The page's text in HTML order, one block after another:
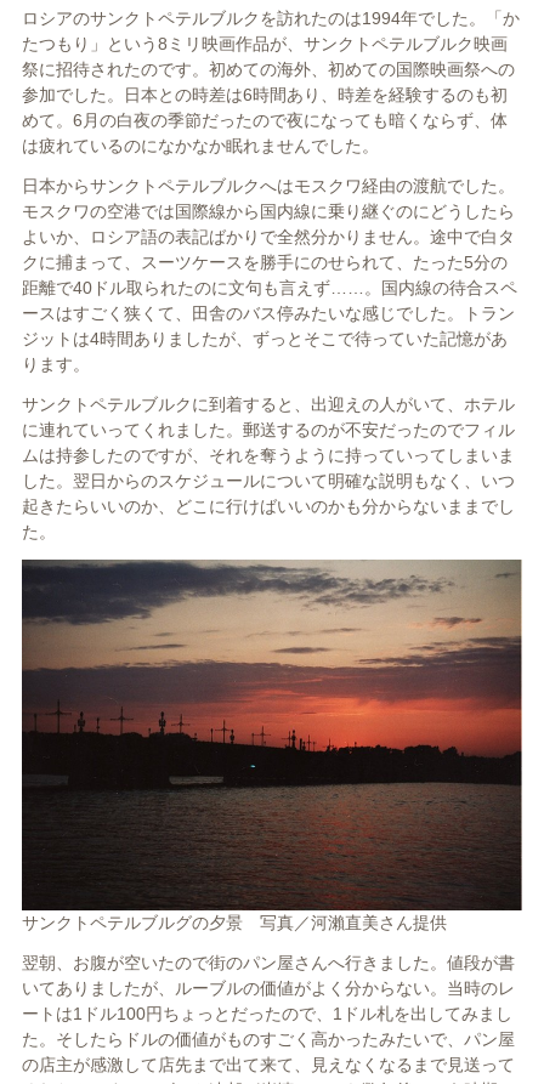
ロシアのサンクトペテルブルクを訪れたのは1994年でした。「か
たつもり」という8ミリ映画作品が、サンクトペテルブルク映画
祭に招待されたのです。初めての海外、初めての国際映画祭への
参加でした。日本との時差は6時間あり、時差を経験するのも初
めて。6月の白夜の季節だったので夜になっても暗くならず、体
は疲れているのになかなか眠れませんでした。
日本からサンクトペテルブルクへはモスクワ経由の渡航でした。
モスクワの空港では国際線から国内線に乗り継ぐのにどうしたら
よいか、ロシア語の表記ばかりで全然分かりません。途中で白タ
クに捕まって、スーツケースを勝手にのせられて、たった5分の
距離で40ドル取られたのに文句も言えず……。国内線の待合スペ
ースはすごく狭くて、田舎のバス停みたいな感じでした。トラン
ジットは4時間ありましたが、ずっとそこで待っていた記憶があ
ります。
サンクトペテルブルクに到着すると、出迎えの人がいて、ホテル
に連れていってくれました。郵送するのが不安だったのでフィル
ムは持参したのですが、それを奪うように持っていってしまいま
した。翌日からのスケジュールについて明確な説明もなく、いつ
起きたらいいのか、どこに行けばいいのかも分からないままでし
た。
サンクトペテルブルグの夕景 写真／河瀨直美さん提供
翌朝、お腹が空いたので街のパン屋さんへ行きました。値段が書
いてありましたが、ルーブルの価値がよく分からない。当時のレ
ートは1ドル100円ちょっとだったので、1ドル札を出してみまし
た。そしたらドルの価値がものすごく高かったみたいで、パン屋
の店主が感激して店先まで出て来て、見えなくなるまで見送って